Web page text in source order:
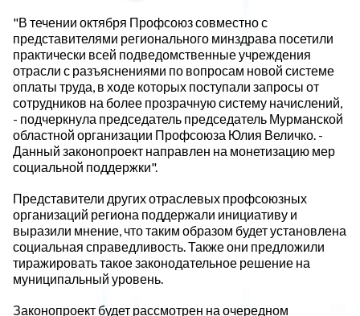
"В течении октября Профсоюз совместно с
представителями регионального минздрава посетили
практически всей подведомственные учреждения
отрасли с разъяснениями по вопросам новой системе
оплаты труда, в ходе которых поступали запросы от
сотрудников на более прозрачную систему начислений,
- подчеркнула председатель председатель Мурманской
областной организации Профсоюза Юлия Величко. -
Данный законопроект направлен на монетизацию мер
социальной поддержки".
Представители других отраслевых профсоюзных
организаций региона поддержали инициативу и
выразили мнение, что таким образом будет установлена
социальная справедливость. Также они предложили
тиражировать такое законодательное решение на
муниципальный уровень.
Законопроект будет рассмотрен на очередном